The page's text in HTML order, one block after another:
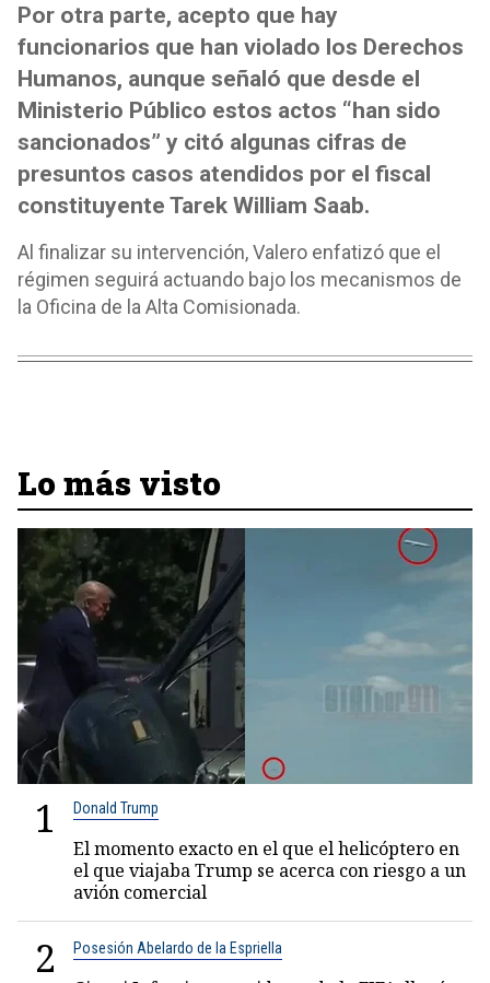
Por otra parte, acepto que hay
funcionarios que han violado los Derechos
Humanos, aunque señaló que desde el
Ministerio Público estos actos “han sido
sancionados” y citó algunas cifras de
presuntos casos atendidos por el fiscal
constituyente Tarek William Saab.
Al finalizar su intervención, Valero enfatizó que el
régimen seguirá actuando bajo los mecanismos de
la Oficina de la Alta Comisionada.
Lo más visto
1 Donald Trump
El momento exacto en el que el helicóptero en
el que viajaba Trump se acerca con riesgo a un
avión comercial
2 Posesión Abelardo de la Espriella